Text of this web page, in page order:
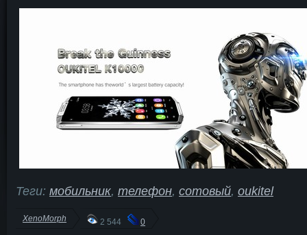
Теги: мобильник, телефон, сотовый, oukitel
XenoMorph 2 544 0